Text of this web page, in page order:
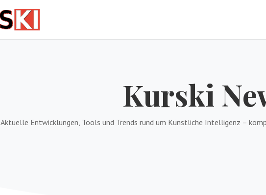
Kurski
Aktuelle Entwicklungen, Tools und Trends rund um Künstliche Intelligenz –